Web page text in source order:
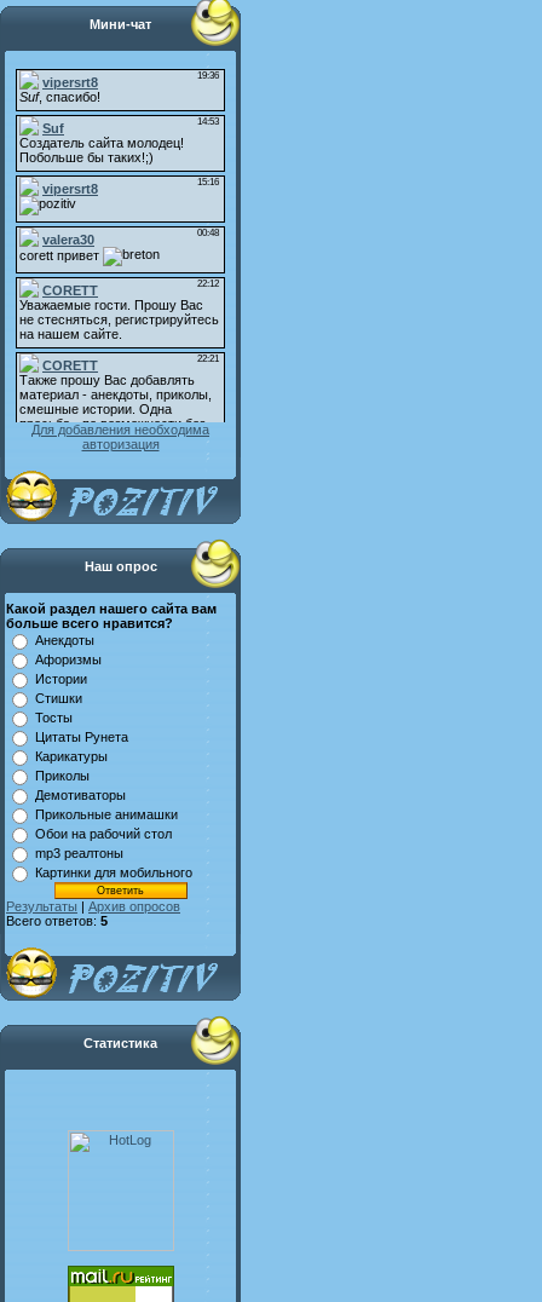
Мини-чат
Для добавления необходима
авторизация
Наш опрос
Какой раздел нашего сайта вам
больше всего нравится?
Анекдоты
Афоризмы
Истории
Стишки
Тосты
Цитаты Рунета
Карикатуры
Приколы
Демотиваторы
Прикольные анимашки
Обои на рабочий стол
mp3 реалтоны
Картинки для мобильного
Результаты | Архив опросов
Всего ответов: 5
Статистика